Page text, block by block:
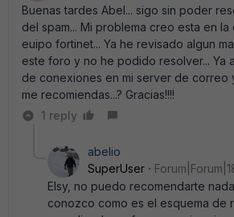
Buenas tardes Abel... sigo sin poder
del spam... Mi problema creo esta en
euipo fortinet... Ya he revisado algun
este foro y no he podido resolver... Ya
de conexiones en mi server de correo
me recomiendas...? Gracias!!!!
1 reply
abelio
SuperUser
Elsy, no puedo recomendarte
conozco como es el esquema de